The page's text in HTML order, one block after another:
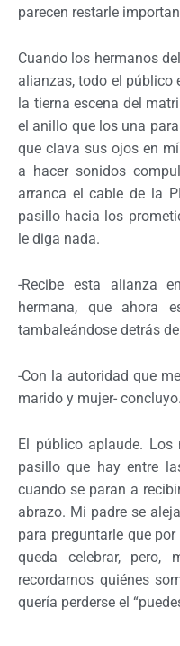
parecen restarle
Cuando los hermanos
alianzas, todo el público
la tierna escena del
el anillo que los una
que clava sus ojos en
a hacer sonidos
arranca el cable de la
pasillo hacia los
le diga nada.
-Recibe esta alianza
hermana, que ahora
tambaleándose detrás
-Con la autoridad que
marido y mujer- concluyo.
El público aplaude.
pasillo que hay entre
cuando se paran a
abrazo. Mi padre se
para preguntarle que
queda celebrar, pero,
recordarnos quiénes
quería perderse el